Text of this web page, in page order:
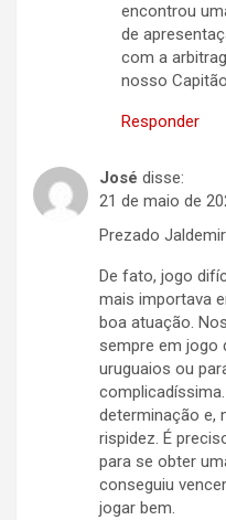
encontrou
de
com a
nosso
Responder
José disse:
21 de maio de
Prezado
De fato, jogo
mais importava
boa atuação.
sempre em jogo
uruguaios ou
determinação e,
rispidez. É
para se obter
conseguiu
jogar bem.